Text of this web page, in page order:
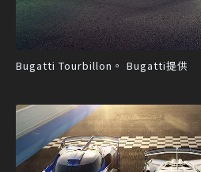
Bugatti Tourbillon。 Bugatti提供